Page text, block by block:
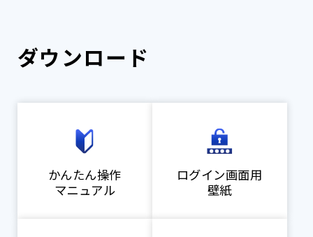
ダウンロード
かんたん操作
マニュアル
ログイン画面用
壁紙